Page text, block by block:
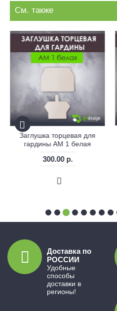
См. также
Заглушка торцевая для
гардины АМ 1 белая
300.00 р.
Доставка по
РОССИИ
Удобные
способы
доставки в
регионы!